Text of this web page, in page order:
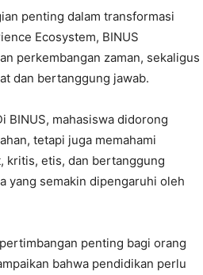
penting dalam transformasi
Ecosystem, BINUS
perkembangan zaman, sekaligus
dan bertanggung jawab.
BINUS, mahasiswa didorong
tetapi juga memahami
kritis, etis, dan bertanggung
yang semakin dipengaruhi oleh
penting bagi orang
bahwa pendidikan perlu